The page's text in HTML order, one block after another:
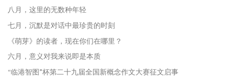
八月，这里的无数种年轻
七月，沉默是对话中最珍贵的时刻
《萌芽》的读者，现在你们在哪里？
六月，意义对我来说即是本质
“临港智图”杯第二十九届全国新概念作文大赛征文启事